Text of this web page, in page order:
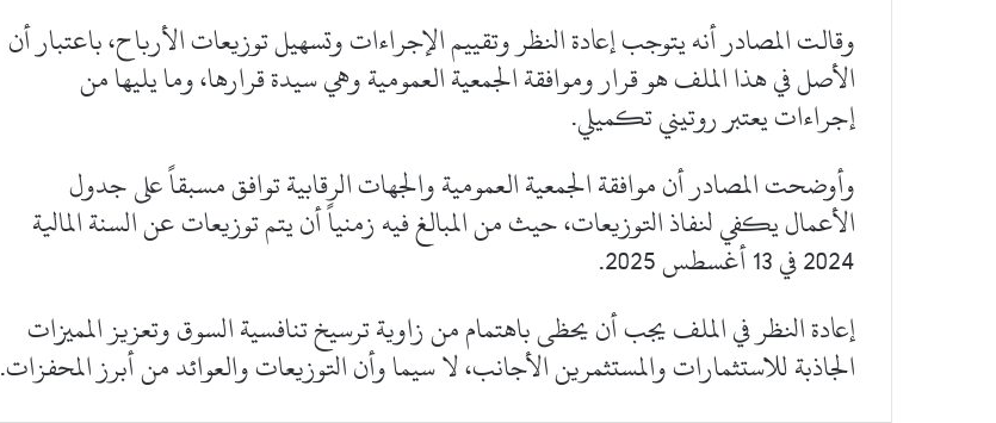
وقالت المصادر أنه يتوجب إعادة النظر وتقييم الإجراءات وتسهيل توزيعات الأرباح، باعتبار أن
الأصل في هذا الملف هو قرار وموافقة الجمعية العمومية وهي سيدة قرارها، وما يليها من
إجراءات يعتبر روتيني تكميلي.
وأوضحت المصادر أن موافقة الجمعية العمومية والجهات الرقابية توافق مسبقاً على جدول
الأعمال يكفي لنفاذ التوزيعات، حيث من المبالغ فيه زمنياً أن يتم توزيعات عن السنة المالية
2024 في 13 أغسطس 2025.
إعادة النظر في الملف يجب أن يحظى باهتمام من زاوية ترسيخ تنافسية السوق وتعزيز المميزات
الجاذبة للاستثمارات والمستثمرين الأجانب، لا سيما وأن التوزيعات والعوائد من أبرز المحفزات.